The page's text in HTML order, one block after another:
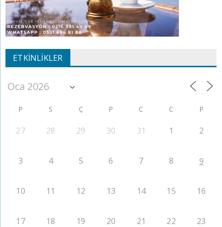
ETKINLIKLER
P S Ç P C C P
27 28 29 30 31 1 2
3 4 5 6 7 8 9
10 11 12 13 14 15 16
17 18 19 20 21 22 23